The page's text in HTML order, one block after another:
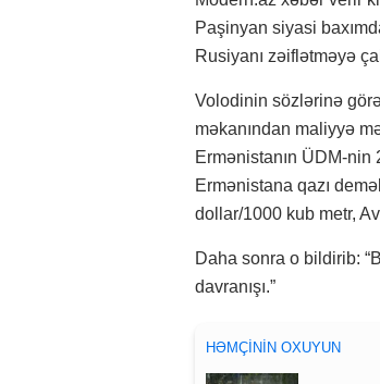
Paşinyan siyasi
Rusiyanı zəiflətməyə
Volodinin sözlərinə
məkanından maliyyə
Ermənistanın ÜDM-
Ermənistana qazı
dollar/1000 kub metr,
Daha sonra o bildirib:
davranışı.”
HƏMÇININ OXUYUN